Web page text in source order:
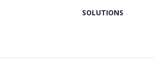
SOLUTIONS